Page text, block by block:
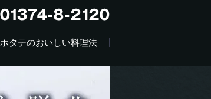
ホタテのおいしい料理法